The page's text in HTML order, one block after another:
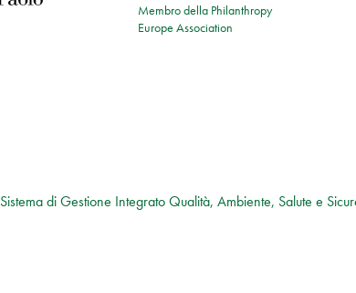
Membro della Philanthropy
Europe Association
Sistema di Gestione Integrato Qualità, Ambiente, Salute e